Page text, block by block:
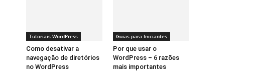
Tutoriais WordPress
Como desativar a
navegação de diretórios
no WordPress
Guias para Iniciantes
Por que usar o
WordPress – 6 razões
mais importantes